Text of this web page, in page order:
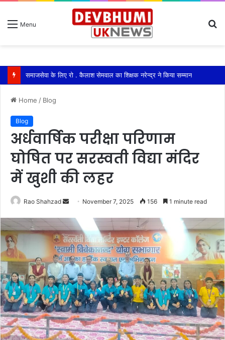
Menu
Home / Blog
Blog
अर्धवार्षिक परीक्षा परिणाम
घोषित पर सरस्वती विद्या मंदिर
में खुशी की लहर
Rao Shahzad
Send
email
November 7, 2025 156 1 minute read